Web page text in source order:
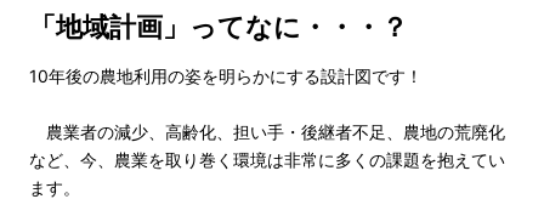
「地域計画」 ってなに・・・？
10年後の農地利用の姿を明らかにする設計図です！
農業者の減少、高齢化、担い手・後継者不足、農地の荒廃化
など、今、農業を取り巻く環境は非常に多くの課題を抱えてい
ます。